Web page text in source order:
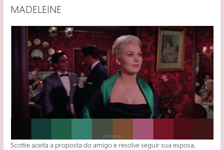
MADELEINE
Scottie aceita a proposta do amigo e resolve seguir sua esposa,